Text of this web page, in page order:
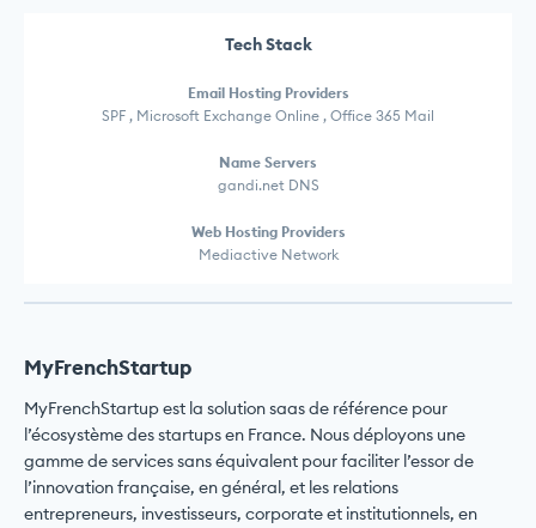
Tech Stack
Email Hosting Providers
SPF , Microsoft Exchange Online , Office 365 Mail
Name Servers
gandi.net DNS
Web Hosting Providers
Mediactive Network
MyFrenchStartup
MyFrenchStartup est la solution saas de référence pour
l’écosystème des startups en France. Nous déployons une
gamme de services sans équivalent pour faciliter l’essor de
l’innovation française, en général, et les relations
entrepreneurs, investisseurs, corporate et institutionnels, en